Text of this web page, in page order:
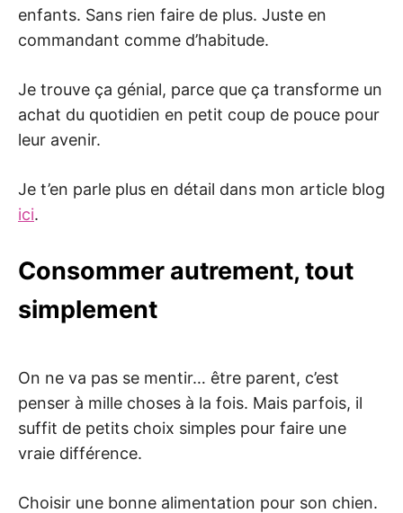
enfants. Sans rien faire de plus. Juste en
commandant comme d’habitude.
Je trouve ça génial, parce que ça transforme un
achat du quotidien en petit coup de pouce pour
leur avenir.
Je t’en parle plus en détail dans mon article blog
ici.
Consommer autrement, tout
simplement
On ne va pas se mentir… être parent, c’est
penser à mille choses à la fois. Mais parfois, il
suffit de petits choix simples pour faire une
vraie différence.
Choisir une bonne alimentation pour son chien.